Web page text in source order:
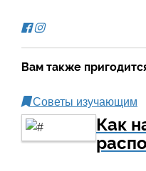
Вам также
Советы изучающим
Как